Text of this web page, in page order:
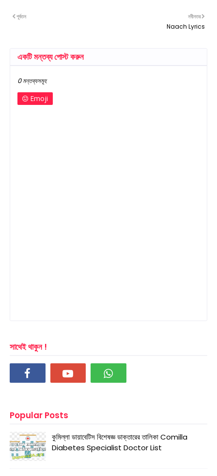
নবীনতর
Naach Lyrics
পূর্বতন
একটি মন্তব্য পোস্ট করুন
0 মন্তব্যসমূহ
Emoji
সাথেই থাকুন !
Popular Posts
কুমিল্লা ডায়াবেটিস বিশেষজ্ঞ ডাক্তারের তালিকা Comilla
Diabetes Specialist Doctor List